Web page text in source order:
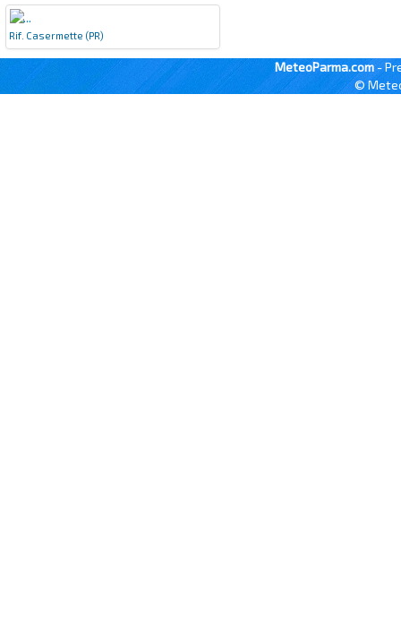
Rif. Casermette (PR)
MeteoParma.com -
©